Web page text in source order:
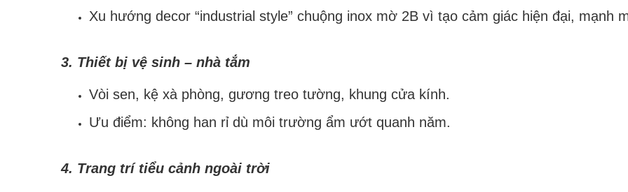
Xu hướng decor “industrial style” chuộng inox mờ 2B vì tạo cảm giác hiện đại, mạnh
3. Thiết bị vệ sinh – nhà tắm
Vòi sen, kệ xà phòng, gương treo tường, khung cửa kính.
Ưu điểm: không han rỉ dù môi trường ẩm ướt quanh năm.
4. Trang trí tiểu cảnh ngoài trời